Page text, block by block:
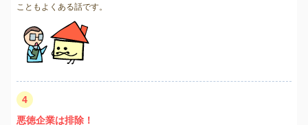
こともよくある話です。
4
悪徳企業は排除！